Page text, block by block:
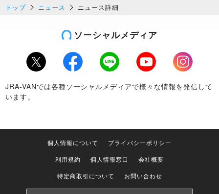
トップ ニュース ニュース詳細
ソーシャルメディア
Twitter Facebook LINE Youtube
Instagram
JRA-VANでは各種ソーシャルメディアで様々な情報を発信して
います。
個人情報について
プライバシーポリシー
利用規約
個人情報窓口
会社概要
特定商取引について
お問い合わせ